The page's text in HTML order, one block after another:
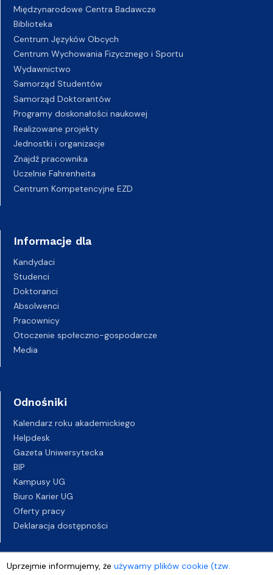
Uprzejmie informujemy, żeużywamy plików cookie (tzw.
Międzynarodowe Centra Badawcze
Biblioteka
Centrum Języków Obcych
Centrum Wychowania Fizycznego i Sportu
Wydawnictwo
Samorząd Studentów
Samorząd Doktorantów
Programy doskonałości naukowej
Realizowane projekty
Jednostki i organizacje
Znajdź pracownika
Uczelnie Fahrenheita
Centrum Kompetencyjne EZD
Informacje dla
Kandydaci
Studenci
Doktoranci
Absolwenci
Pracownicy
Otoczenie społeczno-gospodarcze
Media
Odnośniki
Kalendarz roku akademickiego
Helpdesk
Gazeta Uniwersytecka
BIP
Kampusy UG
Biuro Karier UG
Oferty pracy
Deklaracja dostępności